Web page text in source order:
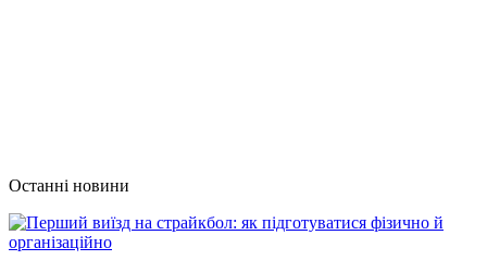
Останні новини